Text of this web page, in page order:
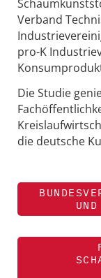
Verband
pro-K
Die Studie
die deutsche